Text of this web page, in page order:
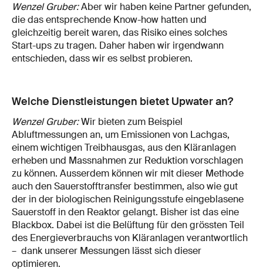
Wenzel Gruber:Aber wir haben keine Partner gefunden,
die das entsprechende Know-how hatten und
gleichzeitig bereit waren, das Risiko eines solches
Start-ups zu tragen. Daher haben wir irgendwann
entschieden, dass wir es selbst probieren.
Welche Dienstleistungen bietet Upwater an?
Wenzel Gruber:Wir bieten zum Beispiel
Abluftmessungen an, um Emissionen von Lachgas,
einem wichtigen Treibhausgas, aus den Kläranlagen
erheben und Massnahmen zur Reduktion vorschlagen
zu können. Ausserdem können wir mit dieser Methode
auch den Sauerstofftransfer bestimmen, also wie gut
der in der biologischen Reinigungsstufe eingeblasene
Sauerstoff in den Reaktor gelangt. Bisher ist das eine
Blackbox. Dabei ist die Belüftung für den grössten Teil
des Energieverbrauchs von Kläranlagen verantwortlich
– dank unserer Messungen lässt sich dieser
optimieren.